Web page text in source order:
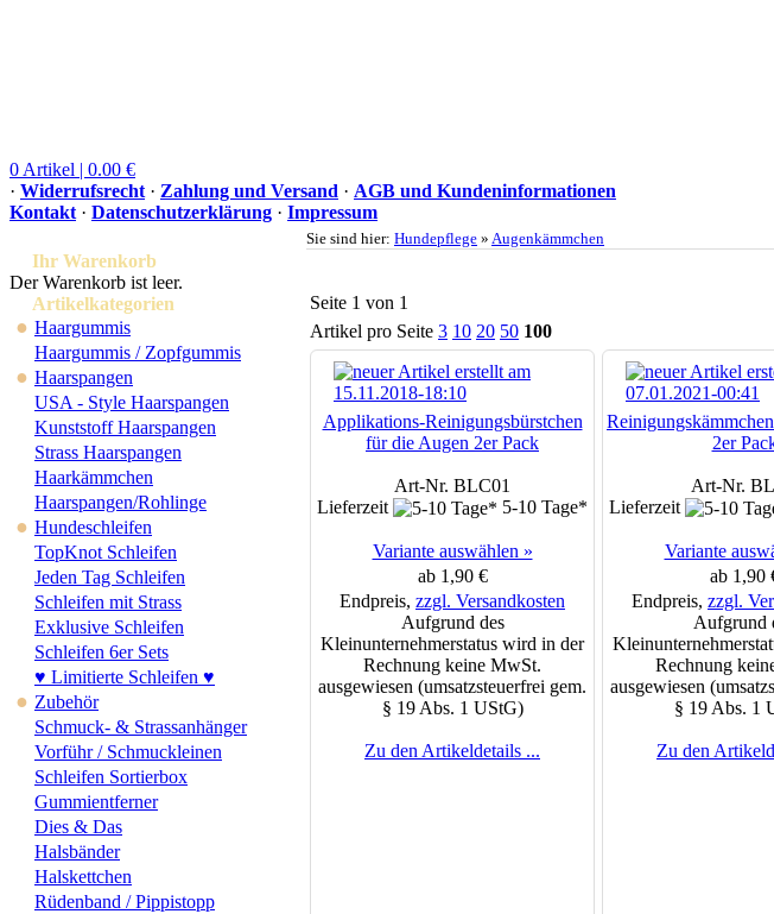
0 Artikel | 0.00 €
· Widerrufsrecht · Zahlung und Versand · AGB und Kundeninformationen
Kontakt · Datenschutzerklärung · Impressum
Ihr Warenkorb
Der Warenkorb ist leer.
Artikelkategorien
● Haargummis
Haargummis / Zopfgummis
● Haarspangen
USA - Style Haarspangen
Kunststoff Haarspangen
Strass Haarspangen
Haarkämmchen
Haarspangen/Rohlinge
● Hundeschleifen
TopKnot Schleifen
Jeden Tag Schleifen
Schleifen mit Strass
Exklusive Schleifen
Schleifen 6er Sets
♥ Limitierte Schleifen ♥
● Zubehör
Schmuck- & Strassanhänger
Vorführ / Schmuckleinen
Schleifen Sortierbox
Gummientferner
Dies & Das
Halsbänder
Halskettchen
Rüdenband / Pippistopp
Sie sind hier: Hundepflege » Augenkämmchen
Seite 1 von 1
Artikel pro Seite 3 10 20 50 100
Applikations-Reinigungsbürstchen
für die Augen 2er Pack
Art-Nr. BLC01
Lieferzeit
5-10 Tage*
Variante auswählen »
ab 1,90 €
Endpreis, zzgl. Versandkosten
Aufgrund des
Kleinunternehmerstatus wird in der
Rechnung keine MwSt.
ausgewiesen (umsatzsteuerfrei gem.
§ 19 Abs. 1 UStG)
Zu den Artikeldetails ...
2er
Art-Nr.
Lieferzeit
Variante
ab 1,90
Endpreis, zzgl.
Aufgrund
Rechnung
ausgewiesen
§ 19 Abs. 1
Zu den